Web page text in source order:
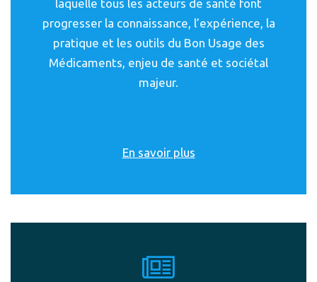
laquelle tous les acteurs de santé font
progresser la connaissance, l’expérience, la
pratique et les outils du Bon Usage des
Médicaments, enjeu de santé et sociétal
majeur.
En savoir plus